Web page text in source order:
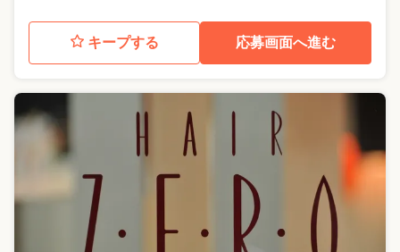
キープする 応募画面へ進む